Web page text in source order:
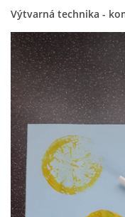
FOTOALBUM
DĚJINY VÝTVARNÉHO
NOVINKY ZE ŠKOLSTVÍ
ROČNÍ PLÁN -
VZDĚLÁVACÍ BLOK
Výtvarná technika -